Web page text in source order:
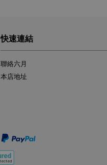
快速連結
聯絡六月
本店地址